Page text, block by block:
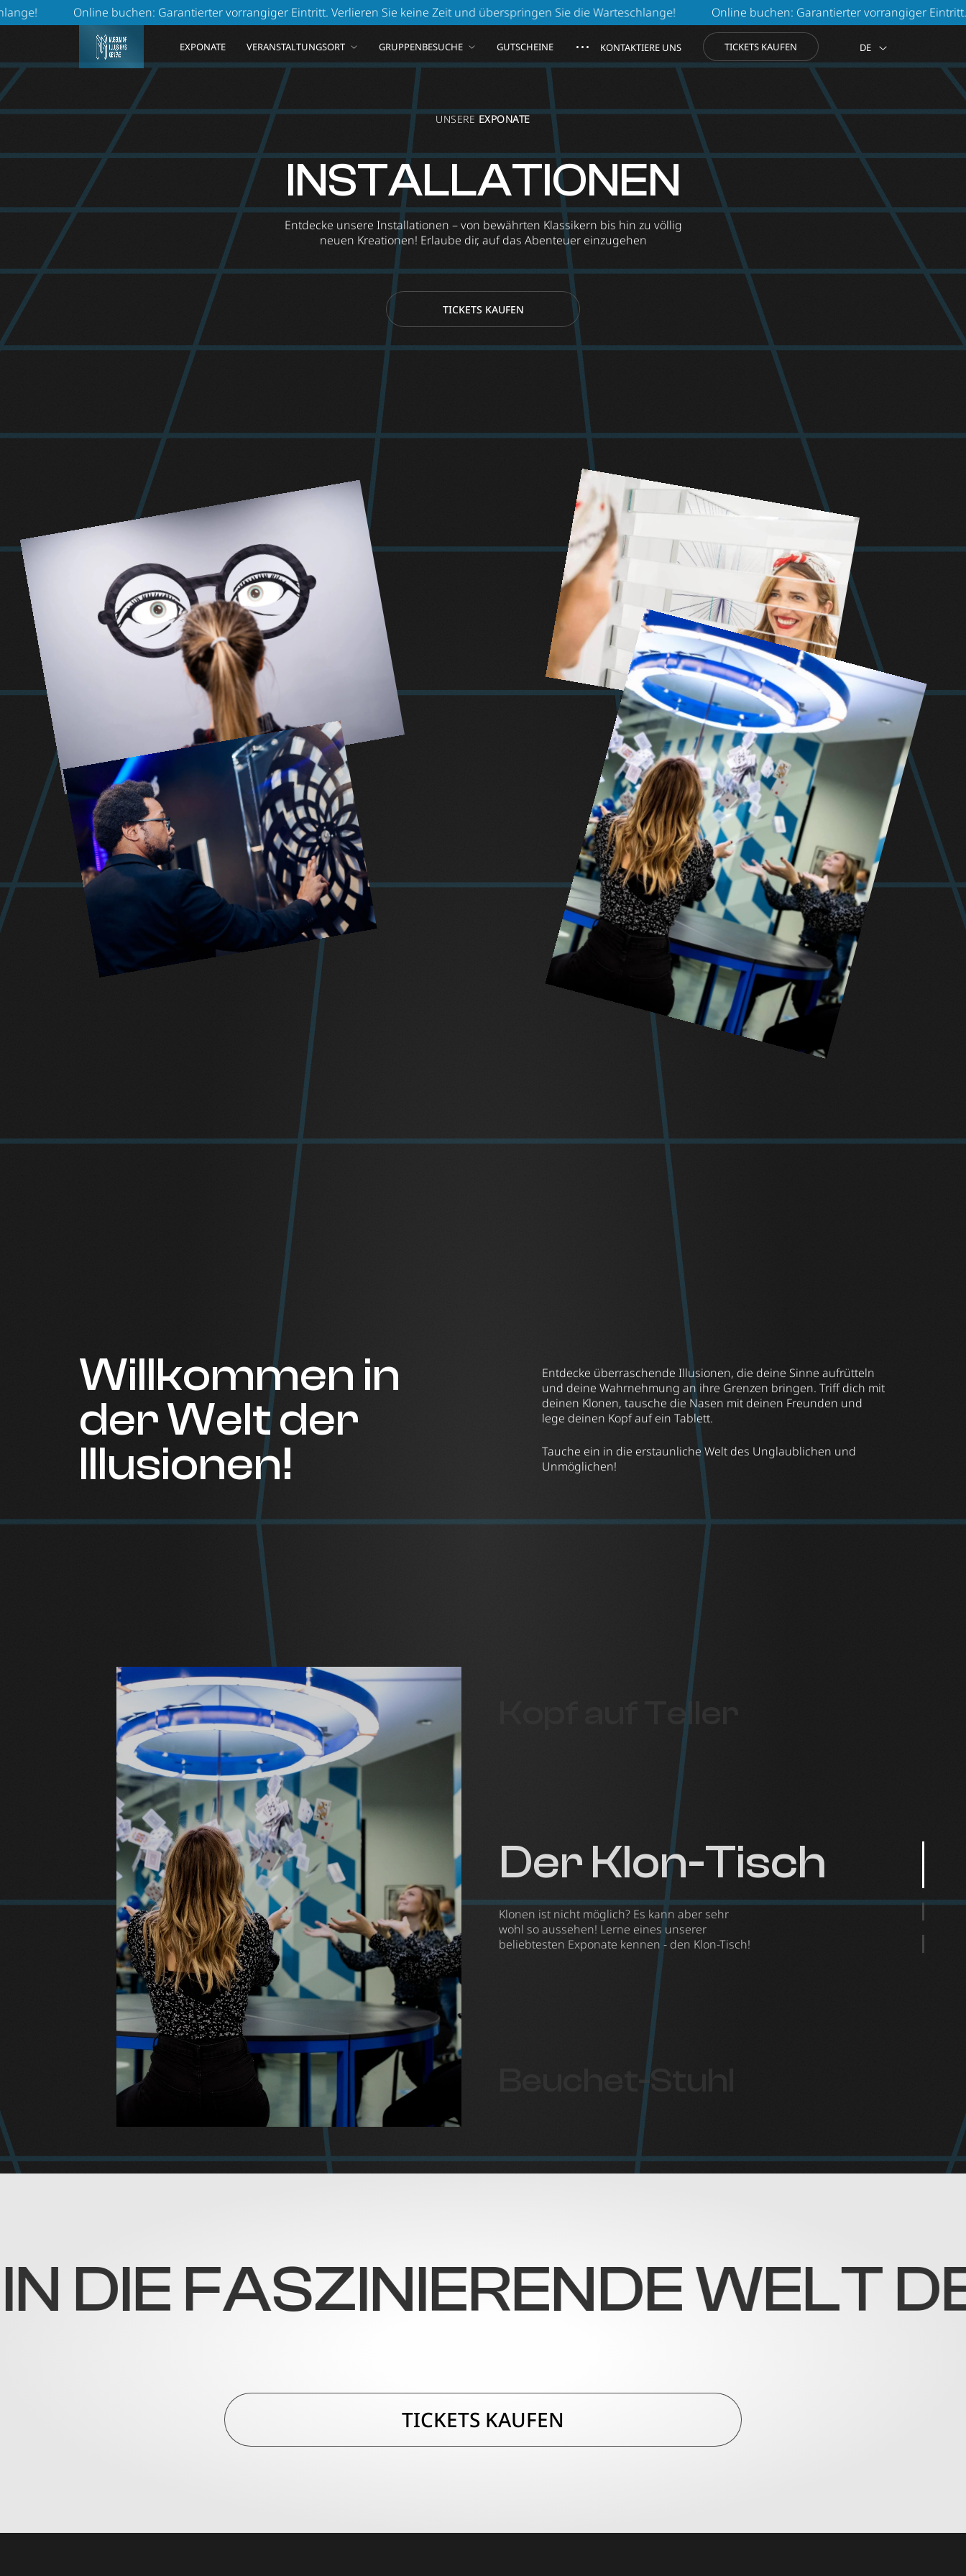
Garantierter vorrangiger Eintritt. Verlieren Sie keine Zeit und überspringen Sie die Warteschlange! Online buchen: Garantierter vorrangiger Eintritt. Verlieren Sie keine
EXPONATE VERANSTALTUNGSORT GRUPPENBESUCHE GUTSCHEINE KONTAKTIERE UNS TICKETS KAUFEN DE
UNSEREEXPONATE
INSTALLATIONEN
Entdecke unsere Installationen – von bewährten Klassikern bis hin zu völlig
neuen Kreationen! Erlaube dir, auf das Abenteuer einzugehen
TICKETS KAUFEN
Willkommen in
der Welt der
Illusionen!
Entdecke überraschende Illusionen, die deine Sinne aufrütteln
und deine Wahrnehmung an ihre Grenzen bringen. Triff dich mit
deinen Klonen, tausche die Nasen mit deinen Freunden und
lege deinen Kopf auf ein Tablett.
Tauche ein in die erstaunliche Welt des Unglaublichen und
Unmöglichen!
Kopf auf Teller
Der Klon-Tisch
Klonen ist nicht möglich? Es kann aber sehr
wohl so aussehen! Lerne eines unserer
beliebtesten Exponate kennen - den Klon-Tisch!
Beuchet-Stuhl
FASZINIERENDE WELT DER
TICKETS KAUFEN